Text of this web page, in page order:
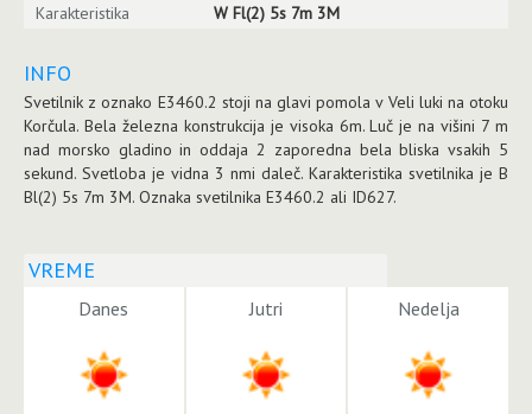
Karakteristika
W Fl(2) 5s 7m 3M
INFO
Svetilnik z oznako E3460.2 stoji na glavi pomola v Veli luki na otoku
Korčula. Bela železna konstrukcija je visoka 6m. Luč je na višini 7 m
nad morsko gladino in oddaja 2 zaporedna bela bliska vsakih 5
sekund. Svetloba je vidna 3 nmi daleč. Karakteristika svetilnika je B
Bl(2) 5s 7m 3M. Oznaka svetilnika E3460.2 ali ID627.
VREME
Danes Jutri Nedelja